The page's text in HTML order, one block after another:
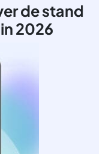
de stand
2026